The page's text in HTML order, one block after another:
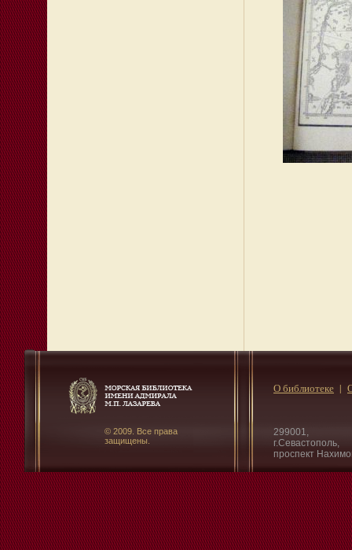
© 2009. Все права
защищены.
299001,
г.Севастополь,
проспект
О библиотеке